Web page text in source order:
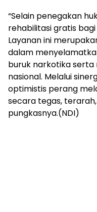
“Selain penegakan
rehabilitasi gratis
Layanan ini
dalam
buruk narkotika
nasional. Melalui
optimistis perang
secara tegas,
pungkasnya.(NDI)